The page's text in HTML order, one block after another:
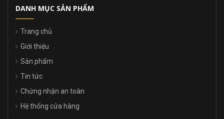
DANH MỤC SẢN PHẨM
Trang chủ
Giới thiệu
Sản phẩm
Tin tức
Chứng nhận an toàn
Hệ thống cửa hàng